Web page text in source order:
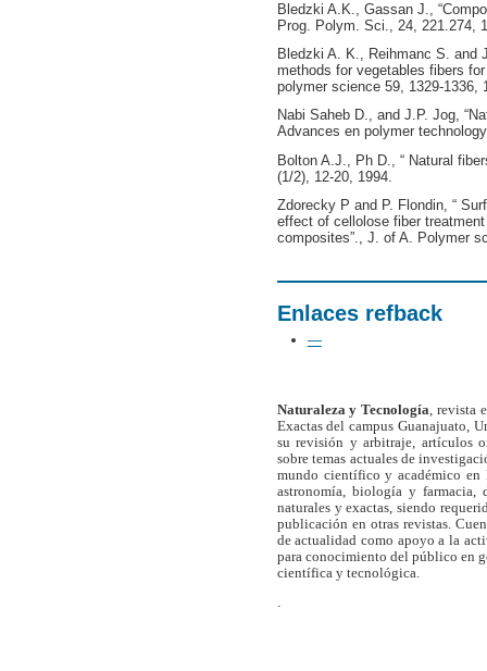
Bledzki A.K., Gassan J.,
Prog. Polym. Sci., 24, 221.274,
Bledzki A. K., Reihmanc S. and
methods for vegetables fibers
polymer science 59, 1329-1336,
Nabi Saheb D., and J.P. Jog,
Advances en polymer
Bolton A.J., Ph D., “ Natural
(1/2), 12-20, 1994.
Zdorecky P and P. Flondin, “
effect of cellolose fiber
composites”., J. of A. Polymer
Enlaces refback
—
Naturaleza y Tecnología , revista
Exactas del campus Guanajuato,
su revisión y arbitraje, artículos
sobre temas actuales de
mundo científico y académico en
astronomía, biología y farmacia,
naturales y exactas, siendo
publicación en otras revistas.
de actualidad como apoyo a la
para conocimiento del público en
científica y tecnológica.